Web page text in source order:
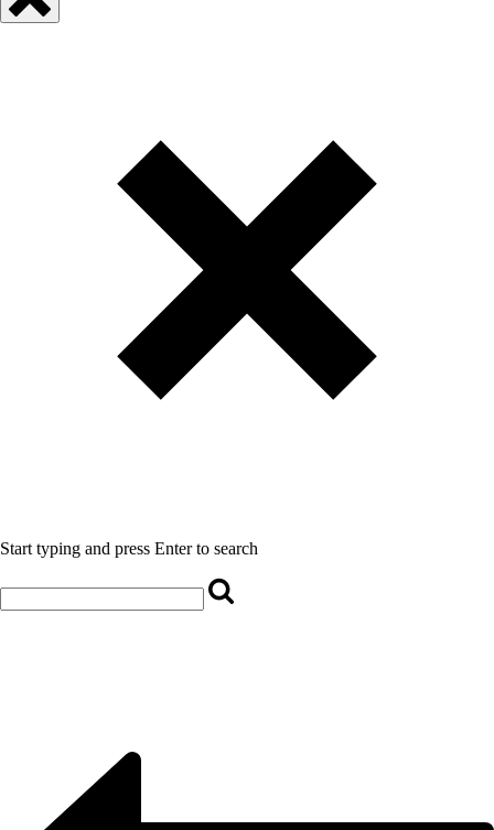
Start typing and press Enter to search